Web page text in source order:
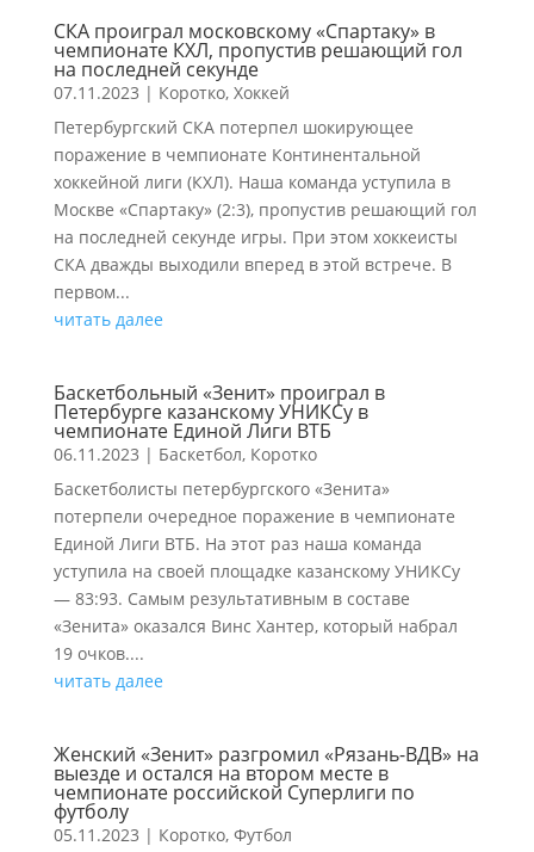
СКА проиграл московскому «Спартаку» в
чемпионате КХЛ, пропустив решающий гол
на последней секунде
07.11.2023 | Коротко, Хоккей
Петербургский СКА потерпел шокирующее
поражение в чемпионате Континентальной
хоккейной лиги (КХЛ). Наша команда уступила в
Москве «Спартаку» (2:3), пропустив решающий гол
на последней секунде игры. При этом хоккеисты
СКА дважды выходили вперед в этой встрече. В
первом...
читать далее
Баскетбольный «Зенит» проиграл в
Петербурге казанскому УНИКСу в
чемпионате Единой Лиги ВТБ
06.11.2023 | Баскетбол, Коротко
Баскетболисты петербургского «Зенита»
потерпели очередное поражение в чемпионате
Единой Лиги ВТБ. На этот раз наша команда
уступила на своей площадке казанскому УНИКСу
— 83:93. Самым результативным в составе
«Зенита» оказался Винс Хантер, который набрал
19 очков....
читать далее
Женский «Зенит» разгромил «Рязань-ВДВ» на
выезде и остался на втором месте в
чемпионате российской Суперлиги по
футболу
05.11.2023 | Коротко, Футбол